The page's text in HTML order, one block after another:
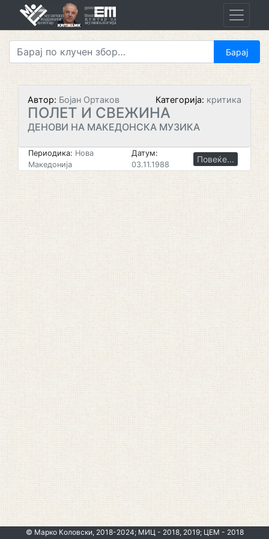
Автор: Бојан Ортаков Категорија: критика
ПОЛЕТ И СВЕЖИНА
ДЕНОВИ НА МАКЕДОНСКА МУЗИКА
Периодика: Нова
Македонија
Датум:
03.11.1988
Повеќе...
© Марко Коловски, 2018-2024; МИЦ - 2018, 2019; ЦЕМ - 2018